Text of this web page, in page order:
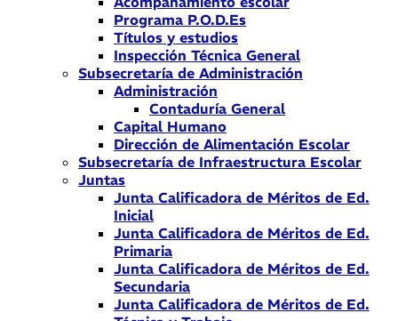
Programa P.O.D.Es
Títulos y estudios
Inspección Técnica General
Subsecretaría de Administración
Administración
Contaduría General
Capital Humano
Dirección de Alimentación Escolar
Subsecretaría de Infraestructura Escolar
Juntas
Junta Calificadora de Méritos de Ed.
Inicial
Junta Calificadora de Méritos de Ed.
Primaria
Junta Calificadora de Méritos de Ed.
Secundaria
Junta Calificadora de Méritos de Ed.